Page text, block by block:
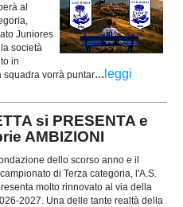
al
Juniores
società
in
squadra vorrà puntar... leggi
si PRESENTA e
AMBIZIONI
dello scorso anno e il
di Terza categoria, l'A.S.
molto rinnovato al via della
2027. Una delle tante realtà della